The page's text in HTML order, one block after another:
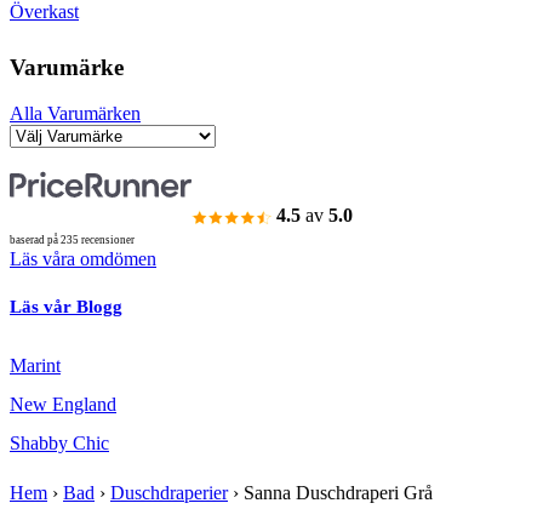
Överkast
Varumärke
Alla Varumärken
4.5 av 5.0
baserad på 235 recensioner
Läs våra omdömen
Läs vår Blogg
Marint
New England
Shabby Chic
Hem › Bad › Duschdraperier› Sanna Duschdraperi Grå